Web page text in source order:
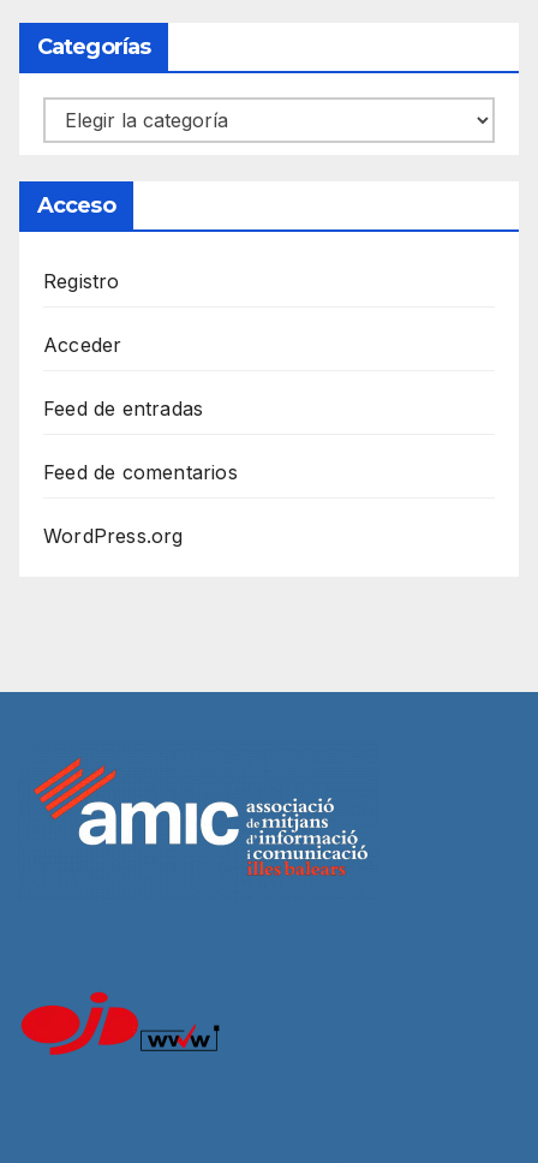
Categorías
Categorías
Acceso
Registro
Acceder
Feed de entradas
Feed de comentarios
WordPress.org